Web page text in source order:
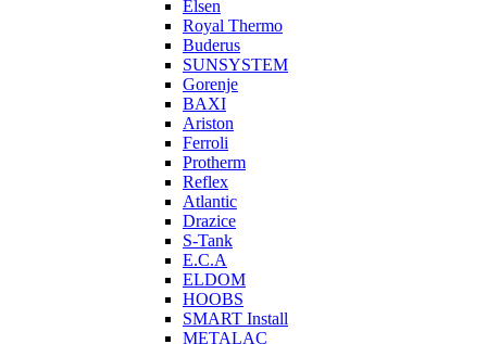
Elsen
Royal Thermo
Buderus
SUNSYSTEM
Gorenje
BAXI
Ariston
Ferroli
Protherm
Reflex
Atlantic
Drazice
S-Tank
E.C.A
ELDOM
HOOBS
SMART Install
METALAC